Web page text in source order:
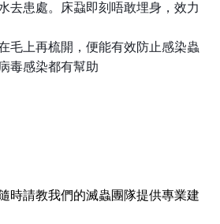
去患處。床蝨即刻唔敢埋身，效力
毛上再梳開，便能有效防止感染蟲
毒感染都有幫助
時請教我們的滅蟲團隊提供專業建